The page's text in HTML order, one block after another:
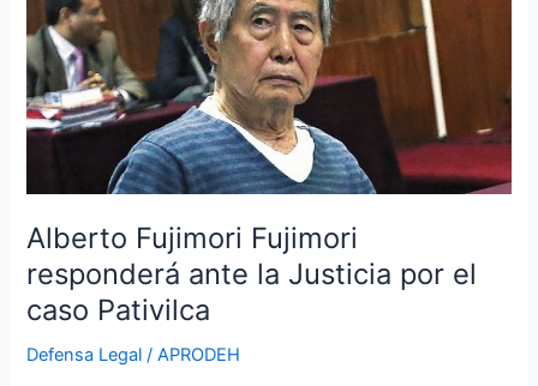
Alberto Fujimori Fujimori
responderá ante la Justicia por el
caso Pativilca
Defensa Legal /APRODEH
responderá
ante
la
Justicia
por
caso